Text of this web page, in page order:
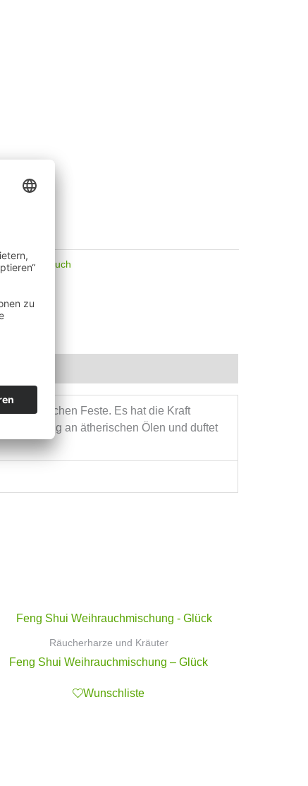
,Weihrauch
magischen Feste. Es hat die Kraft
reichhaltig an ätherischen Ölen und duftet
Räucherharze und Kräuter
Feng Shui Weihrauchmischung – Glück
Wunschliste